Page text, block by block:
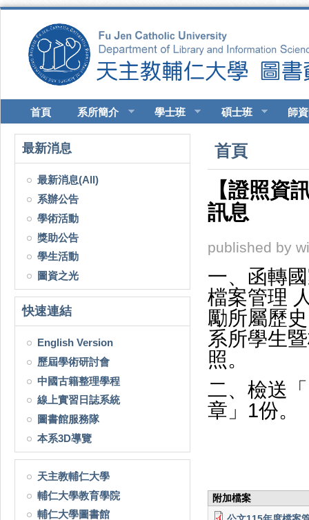
首頁 系所簡介 學士班 碩士班 師
最新消息
最新消息(All)
系辦公告
學術活動
獎助公告
學生活動
圖資之光
快速連結
English Version
歷屆學術研討會
中國古籍整理學程
線上實習日誌系統
圖書館服務隊
本系3D導覽
天主教輔仁大學
輔仁大學教育學院
輔仁大學圖書館
您在這裡
首頁
【證照資
訊息
published by
一、函轉
檔案管理
勵所屬歷
系所學生
照。
二、檢送
章」1份。
附加檔案